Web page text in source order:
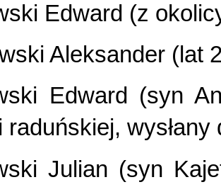
Edward (z
Aleksander (lat
Edward (syn
raduńskiej,
Julian (syn